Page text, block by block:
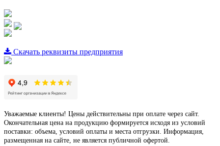
Скачать реквизиты предприятия
Уважаемые клиенты! Цены действительны при оплате через сайт.
Окончательная цена на продукцию формируется исходя из условий
поставки: объема, условий оплаты и места отгрузки. Информация,
размещенная на сайте, не является публичной офертой.